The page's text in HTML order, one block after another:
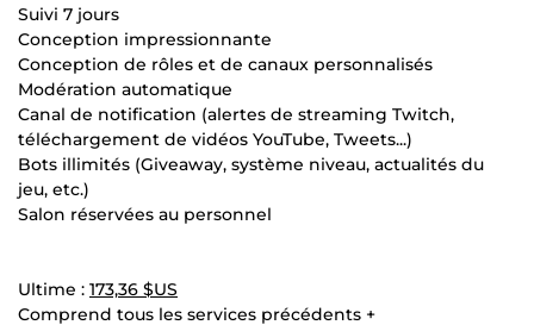
Suivi 7 jours
Conception impressionnante
Conception de rôles et de canaux personnalisés
Modération automatique
Canal de notification (alertes de streaming Twitch,
téléchargement de vidéos YouTube, Tweets...)
Bots illimités (Giveaway, système niveau, actualités du
jeu, etc.)
Salon réservées au personnel
Ultime : 173,36 $US
Comprend tous les services précédents +